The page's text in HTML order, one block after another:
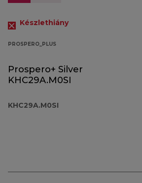
Készlethiány
PROSPERO_PLUS
Prospero+ Silver
KHC29A.M0SI
KHC29A.M0SI